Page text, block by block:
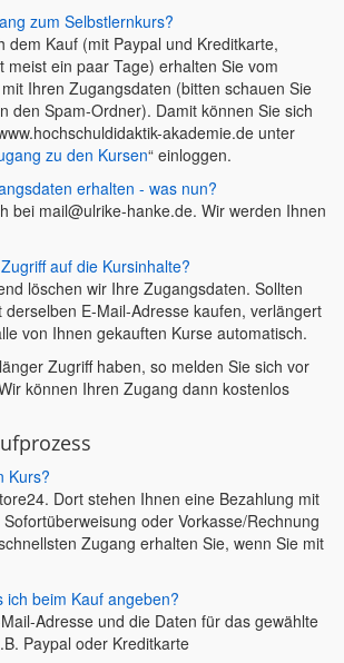
zum Selbstlernkurs?
dem Kauf (mit Paypal und Kreditkarte,
meist ein paar Tage) erhalten Sie vom
Ihren Zugangsdaten (bitten schauen Sie
den Spam-Ordner). Damit können Sie sich
akademie.de unter
zu den Kursen“ einloggen.
erhalten - was nun?
bei mail@ulrike-hanke.de. Wir werden Ihnen
auf die Kursinhalte?
löschen wir Ihre Zugangsdaten. Sollten
derselben E-Mail-Adresse kaufen, verlängert
von Ihnen gekauften Kurse automatisch.
Zugriff haben, so melden Sie sich vor
können Ihren Zugang dann kostenlos
Kurs?
Dort stehen Ihnen eine Bezahlung mit
oder Vorkasse/Rechnung
Zugang erhalten Sie, wenn Sie mit
ich beim Kauf angeben?
Adresse und die Daten für das gewählte
Paypal oder Kreditkarte